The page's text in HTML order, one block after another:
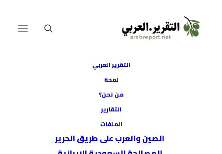
التقرير العربي
لمحة
من نحن؟
التقارير
الملفات
الصين والعرب على طريق الحرير